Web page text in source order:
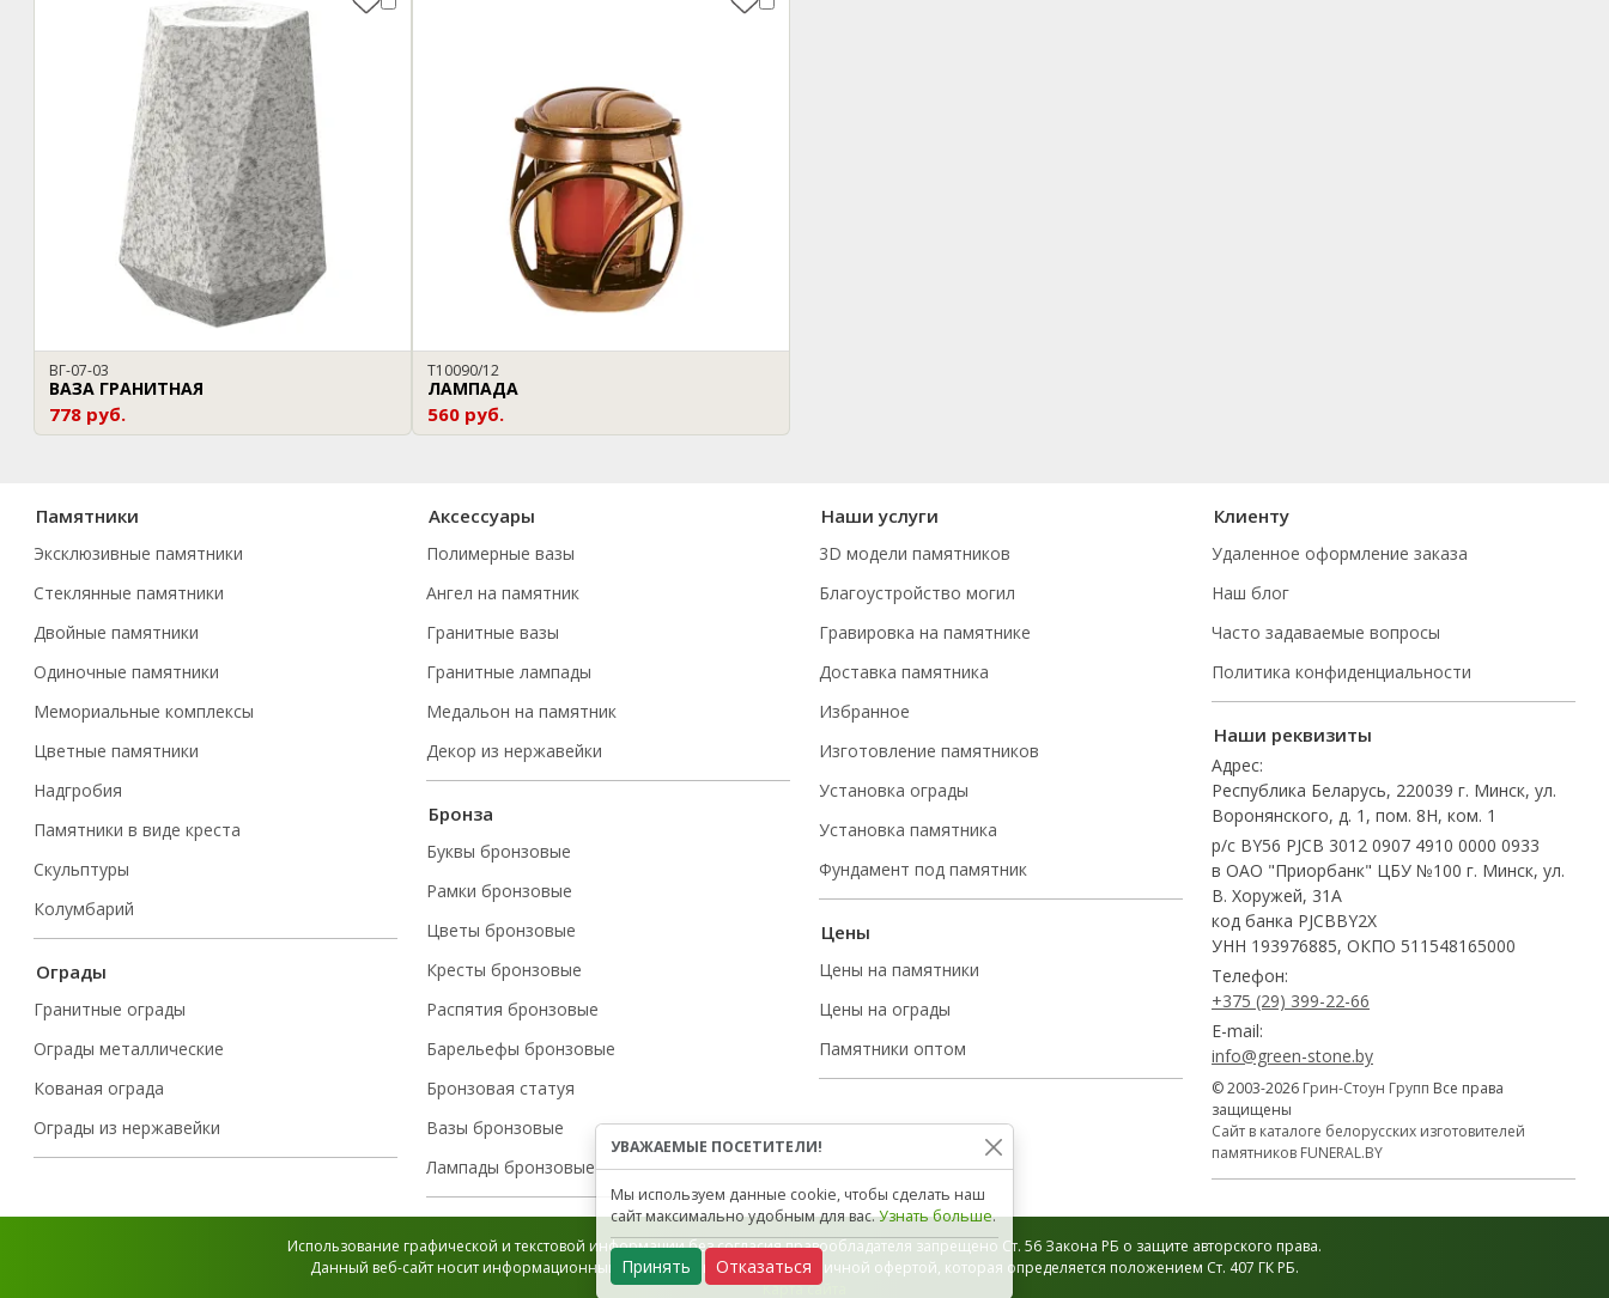
ВГ-07-03
ВАЗА ГРАНИТНАЯ
778 руб.
T10090/12
ЛАМПАДА
560 руб.
Памятники
Эксклюзивные памятники
Стеклянные памятники
Двойные памятники
Одиночные памятники
Мемориальные комплексы
Цветные памятники
Надгробия
Памятники в виде креста
Скульптуры
Колумбарий
Ограды
Гранитные ограды
Ограды металлические
Кованая ограда
Ограды из нержавейки
Аксессуары
Полимерные вазы
Ангел на памятник
Гранитные вазы
Гранитные лампады
Медальон на памятник
Декор из нержавейки
Бронза
Буквы бронзовые
Рамки бронзовые
Цветы бронзовые
Кресты бронзовые
Распятия бронзовые
Барельефы бронзовые
Бронзовая статуя
Вазы бронзовые
Лампады бронзовые
Наши услуги
3D модели памятников
Благоустройство могил
Гравировка на памятнике
Доставка памятника
Избранное
Изготовление памятников
Установка ограды
Установка памятника
Фундамент под памятник
Цены
Цены на памятники
Цены на ограды
Памятники оптом
Клиенту
Удаленное оформление заказа
Наш блог
Часто задаваемые вопросы
Политика конфиденциальности
Наши реквизиты
Адрес:
Республика Беларусь, 220039 г. Минск, ул.
Воронянского, д. 1, пом. 8Н, ком. 1
р/с BY56 PJCB 3012 0907 4910 0000 0933
в ОАО "Приорбанк" ЦБУ №100 г. Минск, ул.
В. Хоружей, 31А
код банка PJCBBY2X
УНН 193976885, ОКПО 511548165000
Телефон:
+375 (29) 399-22-66
E-mail:
info@green-stone.by
© 2003-2026 Грин-Стоун Групп Все права
защищены
Сайт в каталоге белорусских изготовителей
памятников FUNERAL.BY
Использование графической и текстовой информации без согласия правообладателя запрещено Ст. 56 Закона РБ о защите авторского права.
Данный веб-сайт носит информационный характер и не является публичной офертой, которая определяется положением Ст. 407 ГК РБ.
Карта сайта
УВАЖАЕМЫЕ ПОСЕТИТЕЛИ!
Мы используем данные cookie, чтобы сделать наш
сайт максимально удобным для вас.Узнать больше.
Принять Отказаться